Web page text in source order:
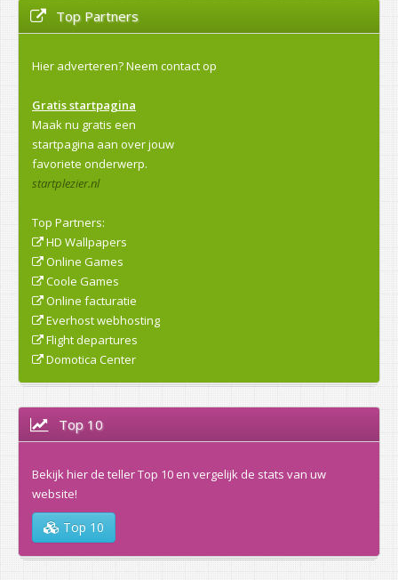
Top Partners
Hier adverteren?Neem contact op
Gratis startpagina
Maak nu gratis een
startpagina aan over jouw
favoriete onderwerp.
startplezier.nl
Top Partners:
HD Wallpapers
Online Games
Coole Games
Online facturatie
Everhost webhosting
Flight departures
Domotica Center
Top 10
Bekijk hier de teller Top 10 en vergelijk de stats van uw
website!
Top 10